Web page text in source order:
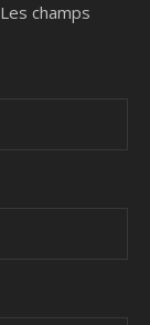
Les champs